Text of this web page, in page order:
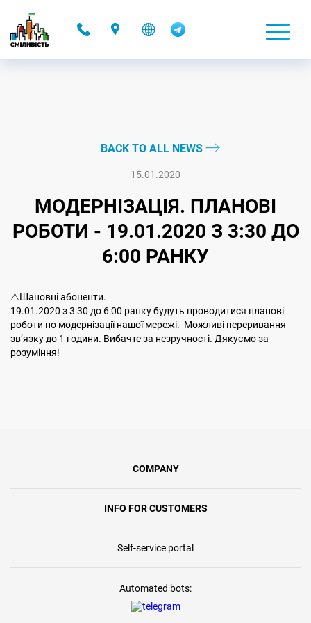
BACK TO ALL NEWS
15.01.2020
МОДЕРНІЗАЦІЯ. ПЛАНОВІ
РОБОТИ - 19.01.2020 З 3:30 ДО
6:00 РАНКУ
⚠️Шановні абоненти.
19.01.2020 з 3:30 до 6:00 ранку будуть проводитися планові
роботи по модернізації нашої мережі. Можливі переривання
звʼязку до 1 години. Вибачте за незручності. Дякуємо за
розуміння!
COMPANY
INFO FOR CUSTOMERS
Self-service portal
Automated bots: